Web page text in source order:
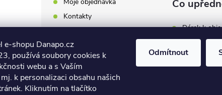
e-shopu Danapo.cz
používá soubory cookies k
webu a s Vaším
k personalizaci obsahu našich
Kliknutím na tlačítko
Odmítnout
446
Kontakty
Hodnocení obchodu
Obchodní podmínky
Reklamace a výměna zboží
Podmínky ochrany osobních
Co
Dárek k
Zákaznický
Dopravu